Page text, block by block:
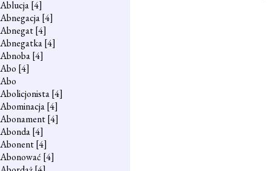
Ablucja[4]
Abnegacja[4]
Abnegat[4]
Abnegatka[4]
Abnoba[4]
Abo [4]
Abo
Abolicjonista[4]
Abominacja[4]
Abonament[4]
Abonda[4]
Abonent[4]
Abonować [4]